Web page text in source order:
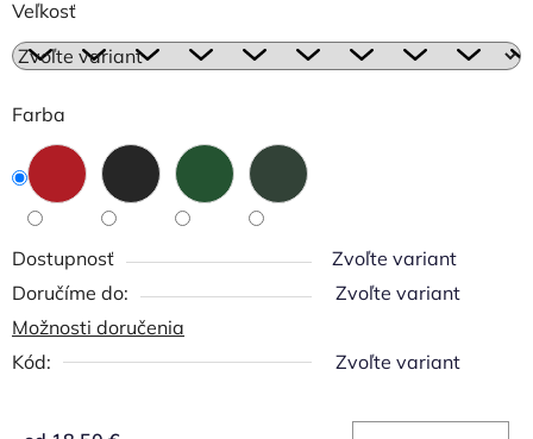
Veľkosť
Farba
Dostupnosť
Zvoľte variant
Zvoľte variant
Možnosti doručenia
Kód:
Zvoľte variant